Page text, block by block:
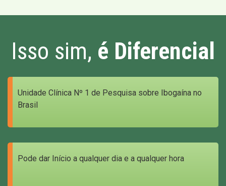
Isso sim, é Diferencial
Unidade Clínica Nº 1 de Pesquisa sobre Ibogaína no
Brasil
Pode dar Início a qualquer dia e a qualquer hora